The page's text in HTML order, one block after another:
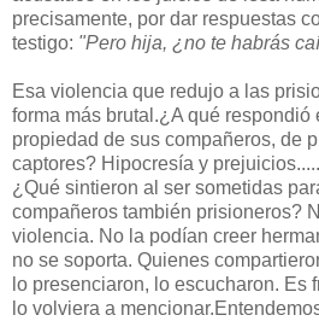
precisamente, por dar respuestas
testigo: "Pero hija, ¿no te habrás
Esa violencia que redujo a las
forma más brutal.¿A qué respondió
propiedad de sus compañeros, de
captores? Hipocresía y
¿Qué sintieron al ser sometidas
compañeros también prisioneros?
violencia. No la podían creer
no se soporta. Quienes
lo presenciaron, lo escucharon. Es
lo volviera a